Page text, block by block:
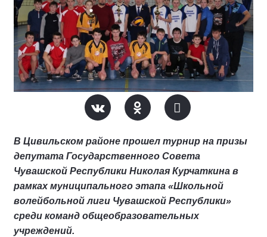
В Цивильском районе прошел турнир на призы
депутата Государственного Совета
Чувашской Республики Николая Курчаткина в
рамках муниципального этапа «Школьной
волейбольной лиги Чувашской Республики»
среди команд общеобразовательных
учреждений.